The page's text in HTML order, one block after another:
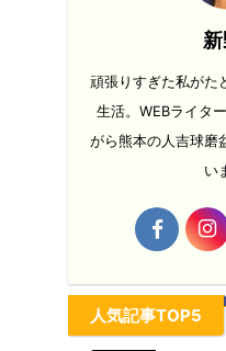
頑張りすぎた私がた
生活。WEBライタ
がら熊本の人吉球磨
い
人気記事TOP5